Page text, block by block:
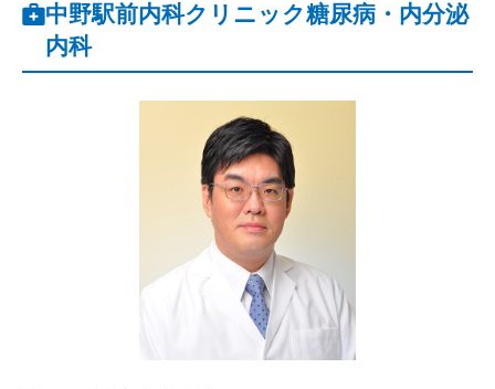
中野駅前内科クリニック糖尿病・内分泌
内科